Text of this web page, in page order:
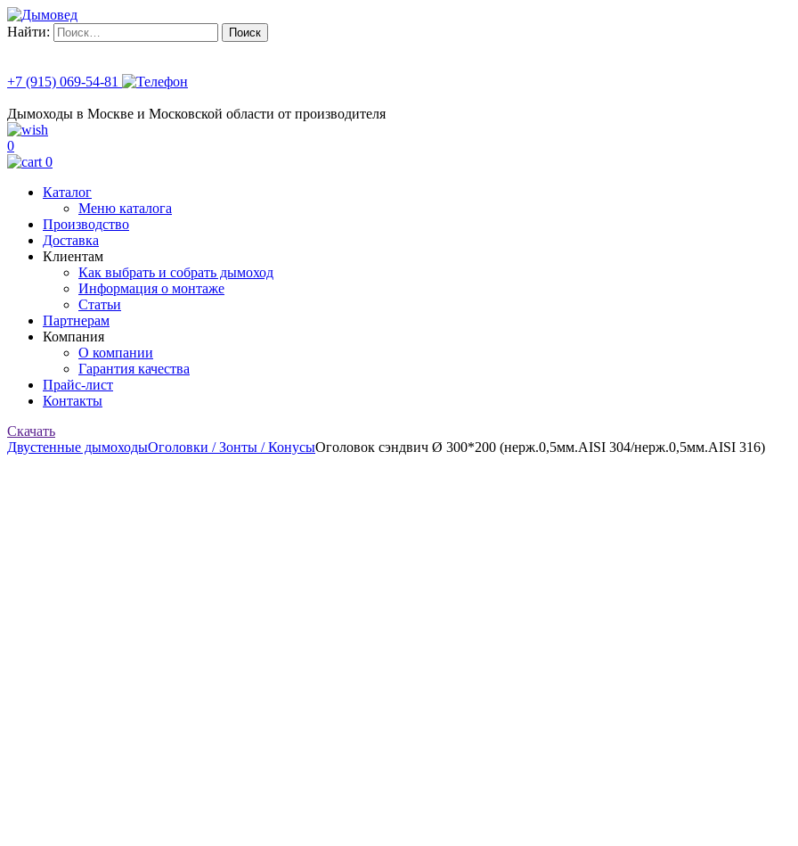
Найти:
+7 (915) 069-54-81
Дымоходы в Москве и Московской области от производителя
0
0
Каталог
Меню каталога
Производство
Доставка
Клиентам
Как выбрать и собрать дымоход
Информация о монтаже
Статьи
Партнерам
Компания
О компании
Гарантия качества
Прайс-лист
Контакты
Скачать
Двустенные дымоходыОголовки / Зонты / КонусыОголовок сэндвич Ø 300*200 (нерж.0,5мм.AISI 304/нерж.0,5мм.AISI 316)